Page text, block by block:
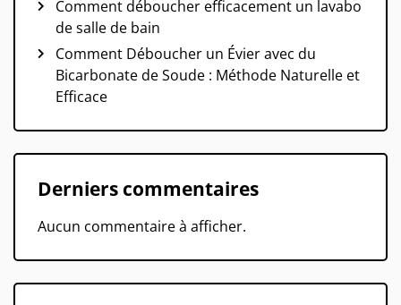
Comment déboucher efficacement un lavabo
de salle de bain
Comment Déboucher un Évier avec du
Bicarbonate de Soude : Méthode Naturelle et
Efficace
Derniers commentaires
Aucun commentaire à afficher.